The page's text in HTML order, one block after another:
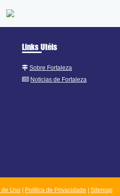
Links Utéis
Sobre Fortaleza
Noticias de Fortaleza
de Uso| Política de Privacidade Sitemap